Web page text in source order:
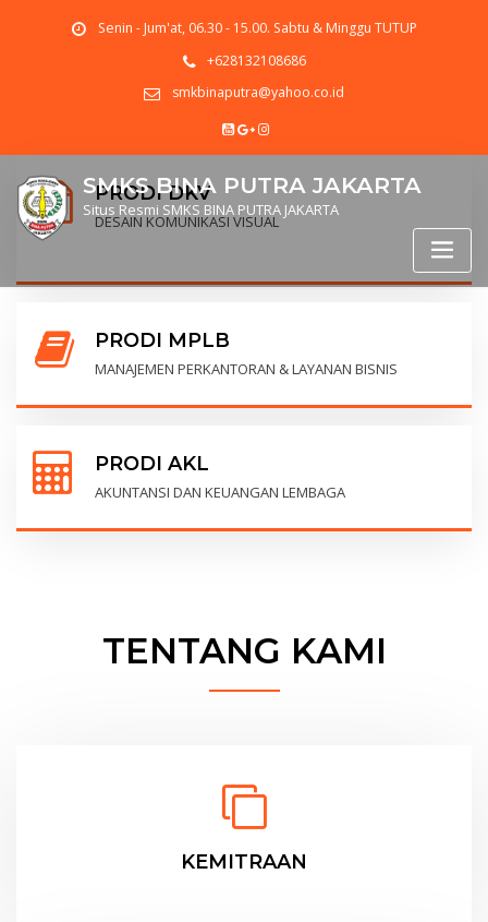
Senin - Jum'at, 06.30 - 15.00. Sabtu & Minggu TUTUP
+628132108686
smkbinaputra@yahoo.co.id
SMKS BINA PUTRA JAKARTA
Situs Resmi SMKS BINA PUTRA JAKARTA
PRODI DKV
DESAIN KOMUNIKASI VISUAL
PRODI MPLB
MANAJEMEN PERKANTORAN & LAYANAN BISNIS
PRODI AKL
AKUNTANSI DAN KEUANGAN LEMBAGA
TENTANG KAMI
KEMITRAAN